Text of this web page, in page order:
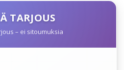
TARJOUS
– ei sitoumuksia